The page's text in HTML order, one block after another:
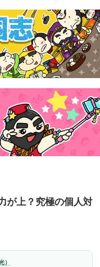
が上？究極の個人対
）